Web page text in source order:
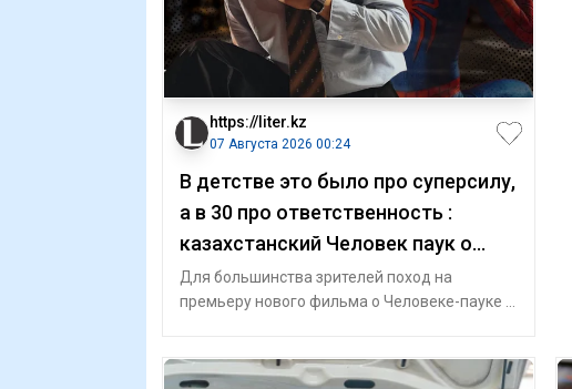
https://liter.kz
07 Августа 2026 00:24
В детстве это было про суперсилу,
а в 30 про ответственность :
казахстанский Человек паук о
новом фильме, фанатах и
любимой франшизе
Для большинства зрителей поход на
премьеру нового фильма о Человеке-пауке –